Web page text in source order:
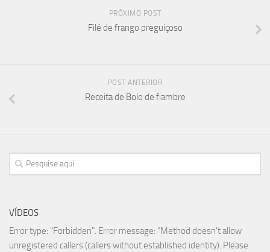
PRÓXIMO POST
Filé de frango preguiçoso
POST ANTERIOR
Receita de Bolo de fiambre
VÍDEOS
Error type: "Forbidden". Error message: "Method doesn't allow
unregistered callers (callers without established identity). Please